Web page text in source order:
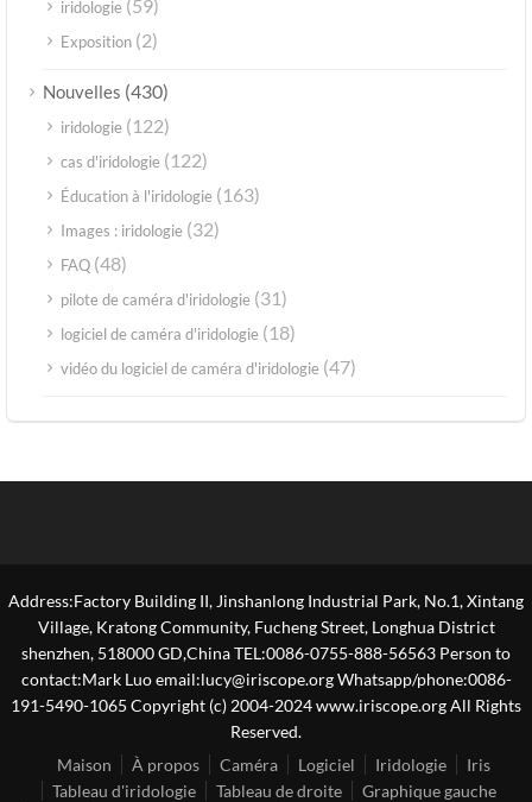
iridologie (59)
Exposition (2)
Nouvelles (430)
iridologie (122)
cas d'iridologie (122)
Éducation à l'iridologie (163)
Images : iridologie (32)
FAQ (48)
pilote de caméra d'iridologie (31)
logiciel de caméra d'iridologie (18)
vidéo du logiciel de caméra d'iridologie (47)
Address:Factory Building II, Jinshanlong Industrial Park, No.1, Xintang
Village, Kratong Community, Fucheng Street, Longhua District
shenzhen, 518000 GD,China TEL:0086-0755-888-56563 Person to
contact:Mark Luo email:lucy@iriscope.org Whatsapp/phone:0086-
191-5490-1065 Copyright (c) 2004-2024 www.iriscope.org All Rights
Reserved.
Maison
À propos Caméra Logiciel Iridologie
Iris
Tableau d'iridologie
Tableau de droite
Graphique gauche